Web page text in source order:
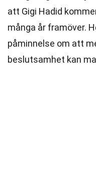
att Gigi Hadid
många år framöver.
påminnelse om att
beslutsamhet kan